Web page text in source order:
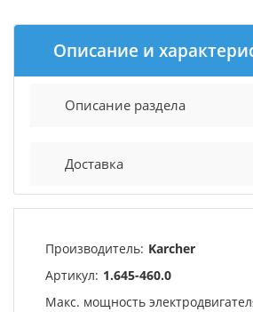
Описание и
Описание раздела
Доставка
Производитель: Karcher
Артикул: 1.645-460.0
Макс. мощность